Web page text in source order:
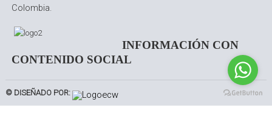
Colombia.
INFORMACIÓN CON
CONTENIDO SOCIAL
© DISEÑADO POR: